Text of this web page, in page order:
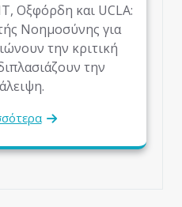
Οξφόρδη και UCLA:
Νοημοσύνης για
την κριτική
την